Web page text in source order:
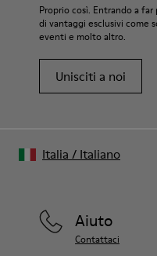
Proprio così. Entrando a
di vantaggi esclusivi come
eventi e molto altro.
Unisciti a noi
Aiuto
Contattaci
Italia / Italiano